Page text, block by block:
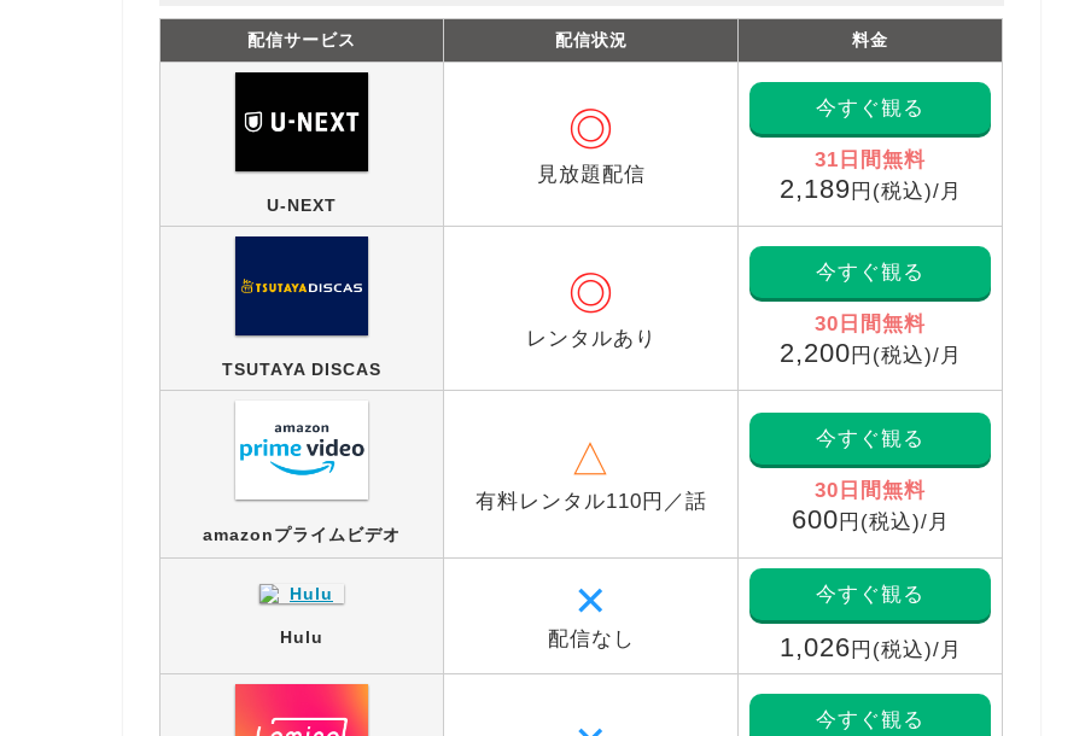
配信サービス 配信状況 料金
U-NEXT
◎
見放題配信
今すぐ観る
31日間無料
2,189 円(税込)/月
TSUTAYA DISCAS
◎
レンタルあり
今すぐ観る
30日間無料
2,200 円(税込)/月
amazonプライムビデオ
△
有料レンタル110円／話
今すぐ観る
30日間無料
600 円(税込)/月
Hulu
✕
配信なし
今すぐ観る
1,026 円(税込)/月
今すぐ観る